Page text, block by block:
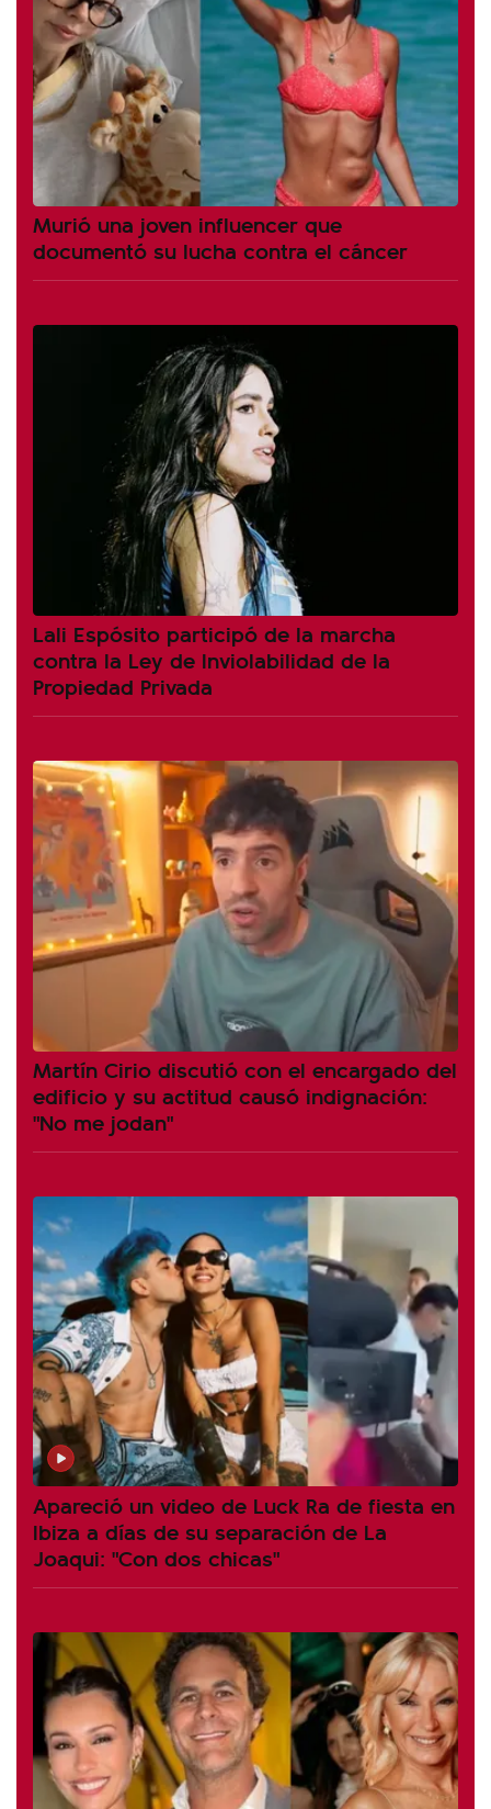
Murió una joven influencer que
documentó su lucha contra el cáncer
Lali Espósito participó de la marcha
contra la Ley de Inviolabilidad de la
Propiedad Privada
Martín Cirio discutió con el encargado del
edificio y su actitud causó indignación:
"No me jodan"
Apareció un video de Luck Ra de fiesta en
Ibiza a días de su separación de La
Joaqui: "Con dos chicas"